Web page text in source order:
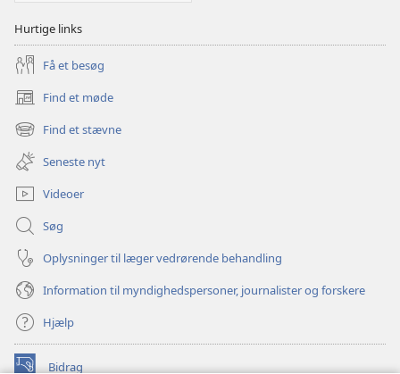
Hurtige links
Få et besøg
Find et møde
(åbner
nyt
vindue)
Find et stævne
(åbner
nyt
vindue)
Seneste nyt
Videoer
Søg
Oplysninger til læger vedrørende behandling
Information til myndighedspersoner, journalister og forskere
Hjælp
Bidrag